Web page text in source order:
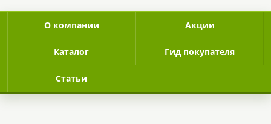
О компании
Акции
Каталог Гид покупателя
Статьи